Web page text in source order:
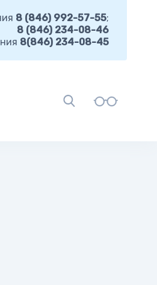
8 (846) 992-57-55;
8 (846) 234-08-46
8(846) 234-08-45